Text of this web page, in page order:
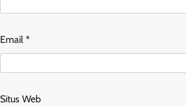
Email *
Situs Web